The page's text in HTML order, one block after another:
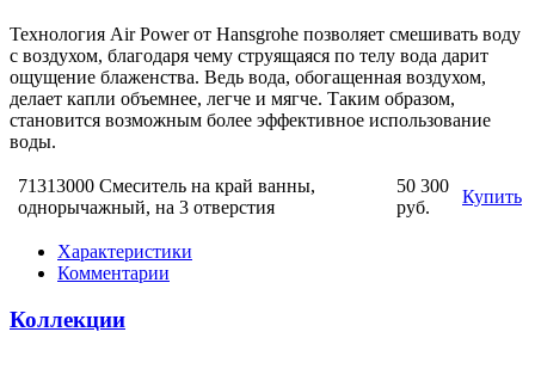
Технология Air Power от Hansgrohe позволяет смешивать воду
с воздухом, благодаря чему струящаяся по телу вода дарит
ощущение блаженства. Ведь вода, обогащенная воздухом,
делает капли объемнее, легче и мягче. Таким образом,
становится возможным более эффективное использование
воды.
71313000 Смеситель на край ванны,
однорычажный, на 3 отверстия
50 300
руб.
Купить
Характеристики
Комментарии
Коллекции